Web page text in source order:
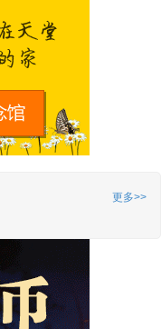
更多>>